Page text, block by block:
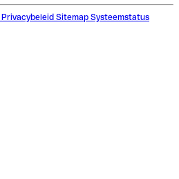
Privacybeleid Sitemap Systeemstatus